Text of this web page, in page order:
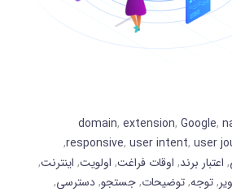
domain, extension, Google,
responsive, user intent, user
,
, اعتبار برند, اوقات فراغت, اولویت, اینترنت,
,توجه,توضیحات,جستجو,دسترسی,